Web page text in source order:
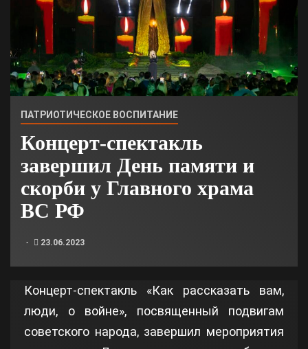
ПАТРИОТИЧЕСКОЕ ВОСПИТАНИЕ
Концерт-спектакль
завершил День памяти и
скорби у Главного храма
ВС РФ
23.06.2023
Концерт-спектакль «Как рассказать вам,
люди, о войне», посвященный подвигам
советского народа, завершил мероприятия